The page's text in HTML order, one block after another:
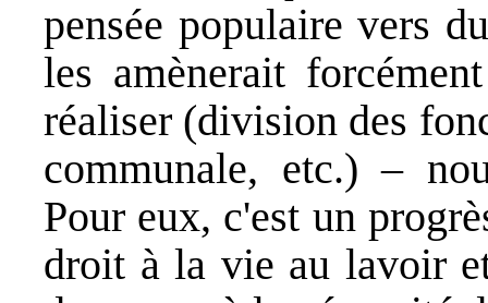
pensée populaire vers
les amènerait
réaliser (division des
communale, etc.) –
Pour eux, c'est un
droit à la vie au lavoir